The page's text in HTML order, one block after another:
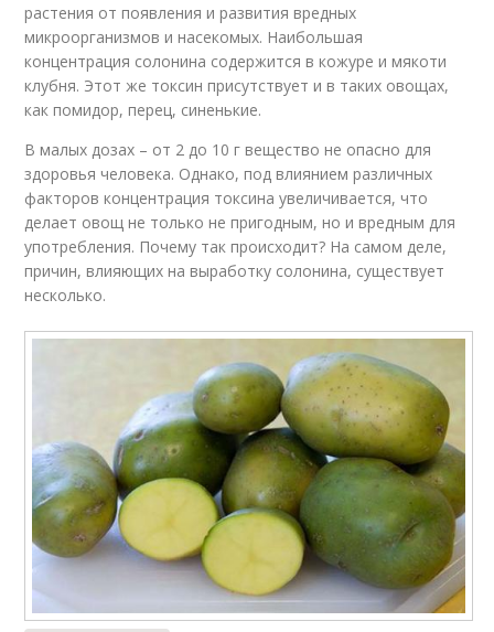
растения от появления и развития вредных
микроорганизмов и насекомых. Наибольшая
концентрация солонина содержится в кожуре и мякоти
клубня. Этот же токсин присутствует и в таких овощах,
как помидор, перец, синенькие.
В малых дозах – от 2 до 10 г вещество не опасно для
здоровья человека. Однако, под влиянием различных
факторов концентрация токсина увеличивается, что
делает овощ не только не пригодным, но и вредным для
употребления. Почему так происходит? На самом деле,
причин, влияющих на выработку солонина, существует
несколько.